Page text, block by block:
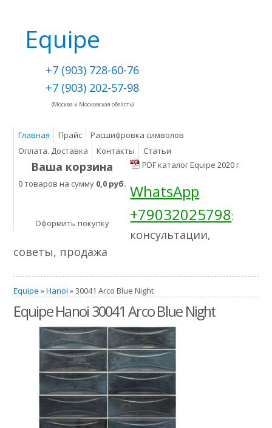
Equipe
+7 (903) 728-60-76
+7 (903) 202-57-98
(Москва и Московская область)
Главная Прайс
Расшифровка символов
Оплата. Доставка
Контакты Статьи
Ваша корзина
0 товаров на сумму 0,0 руб.
Оформить покупку
PDF каталог Equipe 2020 г
WhatsApp
+79032025798:
консультации,
советы, продажа
Equipe »Hanoi » 30041 Arco Blue Night
Equipe Hanoi 30041 Arco Blue Night